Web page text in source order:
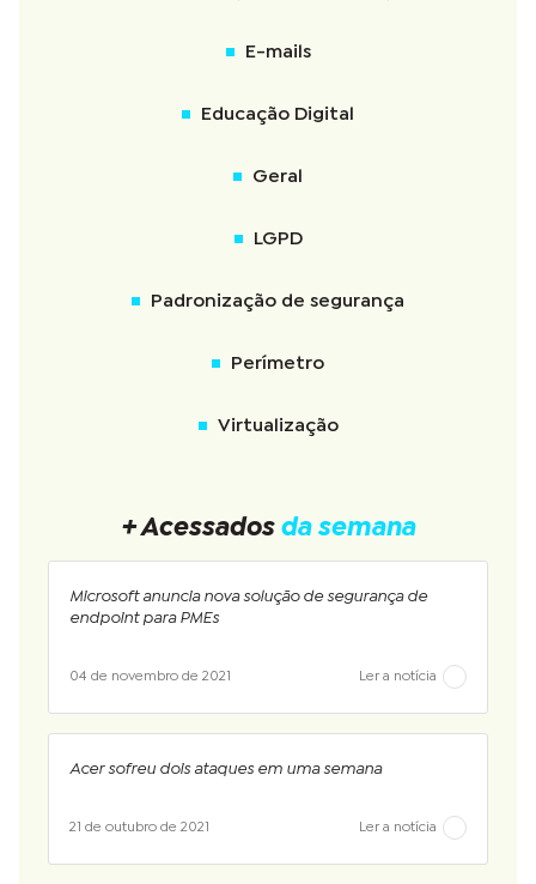
E-mails
Educação Digital
Geral
LGPD
Padronização de segurança
Perímetro
Virtualização
+ Acessados da semana
Microsoft anuncia nova solução de segurança de
endpoint para PMEs
04 de novembro de 2021 Ler a notícia
Acer sofreu dois ataques em uma semana
21 de outubro de 2021 Ler a notícia